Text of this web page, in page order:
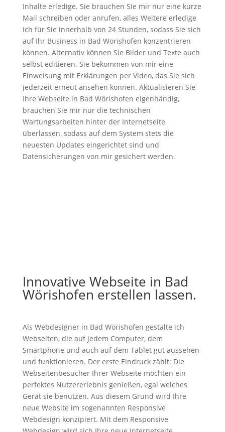
Inhalte erledige. Sie brauchen Sie mir nur eine kurze
Mail schreiben oder anrufen, alles Weitere erledige
ich für Sie innerhalb von 24 Stunden, sodass Sie sich
auf Ihr Business in Bad Wörishofen konzentrieren
können. Alternativ können Sie Bilder und Texte auch
selbst editieren. Sie bekommen von mir eine
Einweisung mit Erklärungen per Video, das Sie sich
jederzeit erneut ansehen können. Aktualisieren Sie
Ihre Webseite in Bad Wörishofen eigenhändig,
brauchen Sie mir nur die technischen
Wartungsarbeiten hinter der Internetseite
überlassen, sodass auf dem System stets die
neuesten Updates eingerichtet sind und
Datensicherungen von mir gesichert werden.
Innovative Webseite in Bad
Wörishofen erstellen lassen.
Als Webdesigner in Bad Wörishofen gestalte ich
Webseiten, die auf jedem Computer, dem
Smartphone und auch auf dem Tablet gut aussehen
und funktionieren. Der erste Eindruck zählt: Die
Webseitenbesucher Ihrer Webseite möchten ein
perfektes Nutzererlebnis genießen, egal welches
Gerät sie benutzen. Aus diesem Grund wird Ihre
neue Website im sogenannten Responsive
Webdesign konzipiert. Mit dem Responsive